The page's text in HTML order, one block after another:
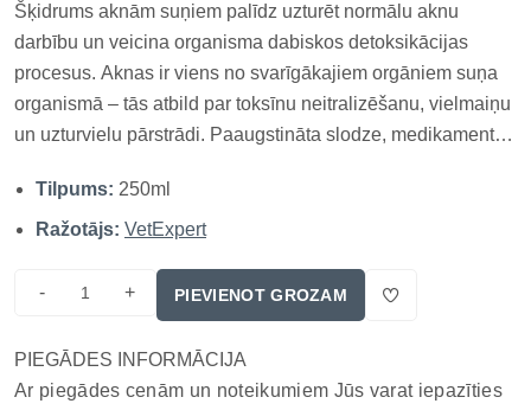
Šķidrums aknām suņiem palīdz uzturēt normālu aknu
darbību un veicina organisma dabiskos detoksikācijas
procesus. Aknas ir viens no svarīgākajiem orgāniem suņa
organismā – tās atbild par toksīnu neitralizēšanu, vielmaiņu
un uzturvielu pārstrādi. Paaugstināta slodze, medikamentu
ietekmēt dzīvnieka pašsajūtu, enerģiju un apetīti.
Specializēta pa...
Tilpums: 250ml
Ražotājs: VetExpert
- + PIEVIENOT GROZAM
PIEGĀDES INFORMĀCIJA
Ar piegādes cenām un noteikumiem Jūs varat iepazīties